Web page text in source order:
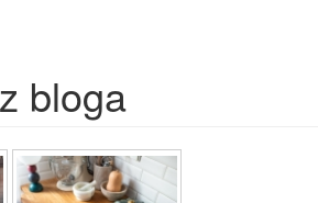
bloga